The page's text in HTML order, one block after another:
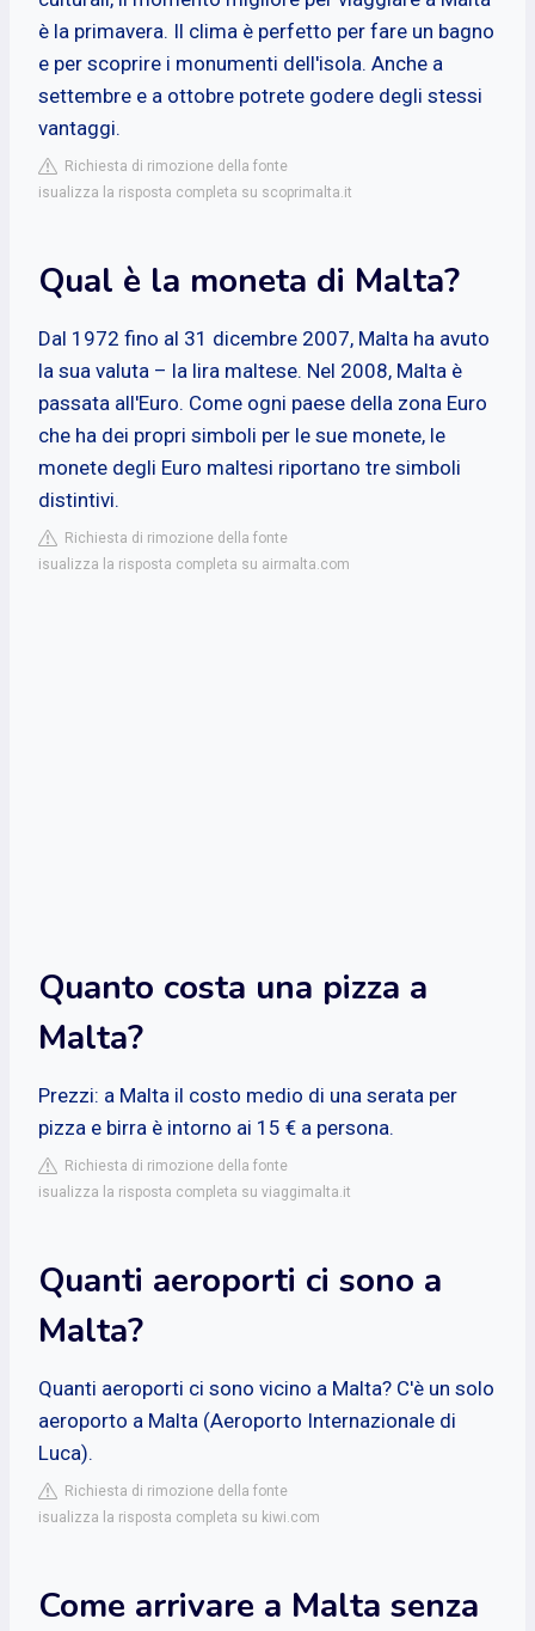
è la primavera. Il clima è perfetto per fare un bagno
e per scoprire i monumenti dell'isola. Anche a
settembre e a ottobre potrete godere degli stessi
vantaggi.
Richiesta di rimozione della fonte
isualizza la risposta completa su scoprimalta.it
Qual è la moneta di Malta?
Dal 1972 fino al 31 dicembre 2007, Malta ha avuto
la sua valuta – la lira maltese. Nel 2008, Malta è
passata all'Euro. Come ogni paese della zona Euro
che ha dei propri simboli per le sue monete, le
monete degli Euro maltesi riportano tre simboli
distintivi.
Richiesta di rimozione della fonte
isualizza la risposta completa su airmalta.com
Quanto costa una pizza a
Malta?
Prezzi: a Malta il costo medio di una serata per
pizza e birra è intorno ai 15 € a persona.
Richiesta di rimozione della fonte
isualizza la risposta completa su viaggimalta.it
Quanti aeroporti ci sono a
Malta?
Quanti aeroporti ci sono vicino a Malta? C'è un solo
aeroporto a Malta (Aeroporto Internazionale di
Luca).
Richiesta di rimozione della fonte
isualizza la risposta completa su kiwi.com
Come arrivare a Malta senza